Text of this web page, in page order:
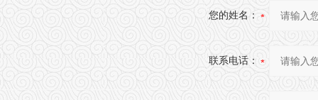
您的姓名：
联系电话：